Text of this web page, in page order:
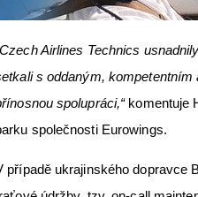
Airlines Technics
s oddaným,
spolupráci,“komentuje
společnosti Eurowings.
případě ukrajinského dopravce